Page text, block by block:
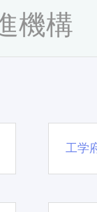
機構
工学